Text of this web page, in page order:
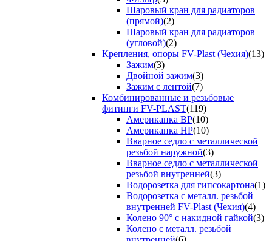
Шаровый кран для радиаторов
(прямой)(2)
Шаровый кран для радиаторов
(угловой)(2)
Крепления, опоры FV-Plast (Чехия)(13)
Зажим(3)
Двойной зажим(3)
Зажим с лентой(7)
Комбинированные и резьбовые
фитинги FV-PLAST(119)
Американка ВР(10)
Американка НР(10)
Вварное седло с металлической
резьбой наружной(3)
Вварное седло с металлической
резьбой внутренней(3)
Водорозетка для гипсокартона(1)
Водорозетка с металл. резьбой
внутренней FV-Plast (Чехия)(4)
Колено 90° с накидной гайкой(3)
Колено с металл. резьбой